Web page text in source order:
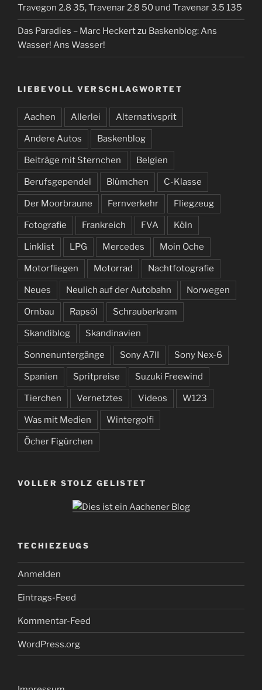
Travegon 2.8 35, Travenar 2.8 50 und Travenar 3.5 135
Das Paradies – Marc Heckertzu Baskenblog: Ans
Wasser! Ans Wasser!
LIEBEVOLL VERSCHLAGWORTET
Aachen Allerlei Alternativsprit
Andere Autos Baskenblog
Beiträge mit Sternchen Belgien
Berufsgependel Blümchen C-Klasse
Der Moorbraune Fernverkehr Fliegzeug
Fotografie Frankreich FVA Köln
Linklist LPG Mercedes Moin Oche
Motorfliegen Motorrad Nachtfotografie
Neues Neulich auf der Autobahn Norwegen
Ornbau Rapsöl Schrauberkram
Skandiblog Skandinavien
Sonnenuntergänge Sony A7II Sony Nex-6
Spanien Spritpreise Suzuki Freewind
Tierchen Vernetztes Videos W123
Was mit Medien Wintergolfi
Öcher Figürchen
VOLLER STOLZ GELISTET
TECHIEZEUGS
Anmelden
Eintrags-Feed
Kommentar-Feed
WordPress.org